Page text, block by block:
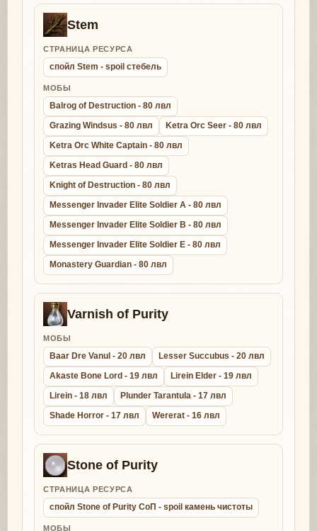
Stem
СТРАНИЦА РЕСУРСА
спойл Stem - spoil стебель
МОБЫ
Balrog of Destruction - 80 лвл
Grazing Windsus - 80 лвл
Ketra Orc Seer - 80 лвл
Ketra Orc White Captain - 80 лвл
Ketras Head Guard - 80 лвл
Knight of Destruction - 80 лвл
Messenger Invader Elite Soldier A - 80 лвл
Messenger Invader Elite Soldier B - 80 лвл
Messenger Invader Elite Soldier E - 80 лвл
Monastery Guardian - 80 лвл
Varnish of Purity
МОБЫ
Baar Dre Vanul - 20 лвл
Lesser Succubus - 20 лвл
Akaste Bone Lord - 19 лвл
Lirein Elder - 19 лвл
Lirein - 18 лвл
Plunder Tarantula - 17 лвл
Shade Horror - 17 лвл
Wererat - 16 лвл
Stone of Purity
СТРАНИЦА РЕСУРСА
спойл Stone of Purity СоП - spoil камень чистоты
МОБЫ